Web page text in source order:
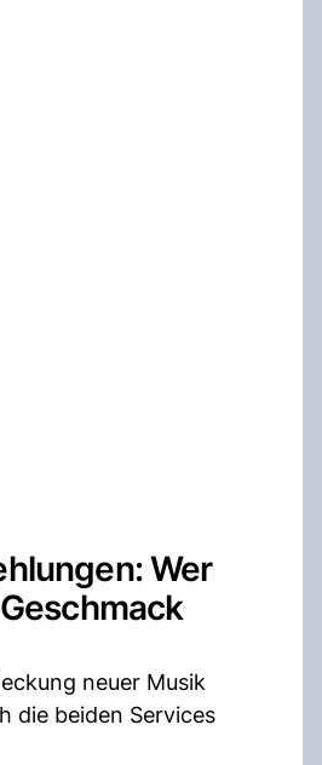
Wer
neuer Musik
die beiden Services